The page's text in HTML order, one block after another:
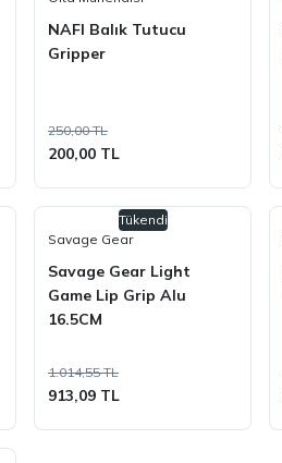
NAFI Balık Tutucu
Gripper
250,00 TL
200,00 TL
Tükendi
Savage Gear
Savage Gear Light
Game Lip Grip Alu
16.5CM
1.014,55 TL
913,09 TL